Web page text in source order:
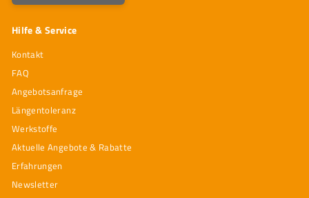
Hilfe & Service
Kontakt
FAQ
Angebotsanfrage
Längentoleranz
Werkstoffe
Aktuelle Angebote & Rabatte
Erfahrungen
Newsletter